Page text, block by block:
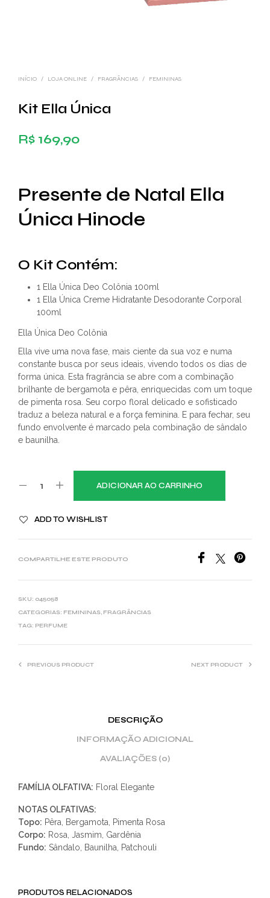
INÍCIO / LOJA ONLINE / FRAGRÂNCIAS / FEMININAS
Kit Ella Única
R$ 169,90
Presente de Natal Ella
Única Hinode
O Kit Contém:
1 Ella Única Deo Colônia 100ml
1 Ella Única Creme Hidratante Desodorante Corporal
100ml
Ella Única Deo Colônia
Ella vive uma nova fase, mais ciente da sua voz e numa
constante busca por seus ideais, vivendo todos os dias de
forma única. Esta fragrância se abre com a combinação
brilhante de bergamota e pêra, enriquecidas com um toque
de pimenta rosa. Seu corpo floral delicado e sofisticado
traduz a beleza natural e a força feminina. E para fechar, seu
fundo envolvente é marcado pela combinação de sândalo
e baunilha.
ADICIONAR AO CARRINHO
ADD TO WISHLIST
COMPARTILHE ESTE PRODUTO
SKU: 045058
CATEGORIAS: FEMININAS, FRAGRÂNCIAS
TAG: PERFUME
PREVIOUS PRODUCT NEXT PRODUCT
DESCRIÇÃO
INFORMAÇÃO ADICIONAL
AVALIAÇÕES (0)
FAMÍLIA OLFATIVA: Floral Elegante
NOTAS OLFATIVAS:
Topo: Pêra, Bergamota, Pimenta Rosa
Corpo: Rosa, Jasmim, Gardênia
Fundo: Sândalo, Baunilha, Patchouli
PRODUTOS RELACIONADOS